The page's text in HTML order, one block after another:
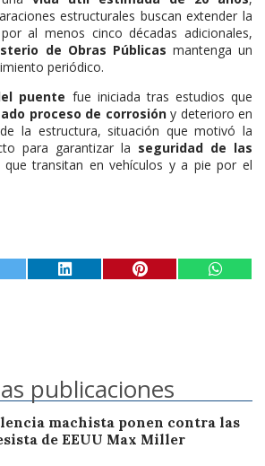
estructurales buscan extender la
al menos cinco décadas adicionales,
de Obras Públicas mantenga un
periódico.
puente fue iniciada tras estudios que
proceso de corrosióny deterioro en
la estructura, situación que motivó la
para garantizar la seguridad de las
que transitan en vehículos y a pie por el
publicaciones
machista ponen contra las
de EEUU Max Miller